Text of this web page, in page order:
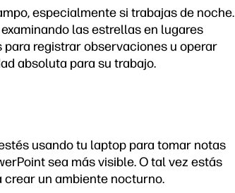
especialmente si trabajas de noche.
las estrellas en lugares
registrar observaciones u operar
absoluta para su trabajo.
usando tu laptop para tomar notas
sea más visible. O tal vez estás
un ambiente nocturno.